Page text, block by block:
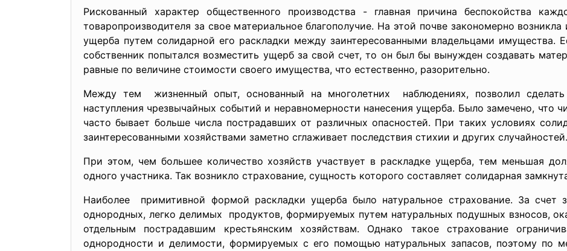
Рискованный характер общественного производства - главная причина беспокойства
товаропроизводителя за свое материальное благополучие. На этой почве закономерно
ущерба путем солидарной его раскладки между заинтересованными владельцами имущества.
собственник попытался возместить ущерб за свой счет, то он был бы вынужден создавать
равные по величине стоимости своего имущества, что естественно, разорительно.
Между тем жизненный опыт, основанный на многолетних наблюдениях, позволил
наступления чрезвычайных событий и неравномерности нанесения ущерба. Было замечено, что
часто бывает больше числа пострадавших от различных опасностей. При таких условиях
заинтересованными хозяйствами заметно сглаживает последствия стихии и других случайностей.
При этом, чем большее количество хозяйств участвует в раскладке ущерба, тем меньшая
одного участника. Так возникло страхование, сущность которого составляет солидарная
Наиболее примитивной формой раскладки ущерба было натуральное страхование. За счет
однородных, легко делимых продуктов, формируемых путем натуральных подушных взносов,
отдельным пострадавшим крестьянским хозяйствам. Однако такое страхование
однородности и делимости, формируемых с его помощью натуральных запасов, поэтому по